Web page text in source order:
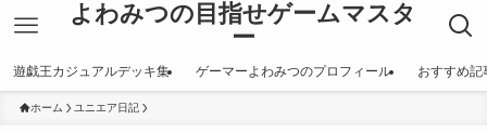
よわみつの目指せゲームマスタ
ー
遊戯王カジュアルデッキ集 ゲーマーよわみつのプロフィール おすすめ記
ホーム ユニエア日記